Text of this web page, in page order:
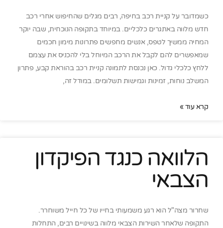
כשמדובר על קניית רכב בחיפה, רבים מגלים שהחיפוש אחרי רכב
חדש מלווה באתגרים כלכליים. במיוחד בתקופה הנוכחית, שבה יוקר
המחיה ממשיך לטפס, אנשים מחפשים פתרונות מימון חכמים
שמאפשרים להם לקבל את הרכב המיוחל בלי להכניס את עצמם
ללחץ כלכלי גדול. כאן נכנסת לתמונה קניית רכב בהוראת קבע, פתרון
המשלב נוחות, זמינות וגמישות תשלומים. במודל זה,
קרא עוד »
הלוואה כנגד הפיקדון
הצבאי
שחרור מצה"ל הוא רגע משמעותי בחייו של כל חייל משוחרר.
התקופה שלאחר השירות הצבאי מלווה בשינויים רבים, התחלות